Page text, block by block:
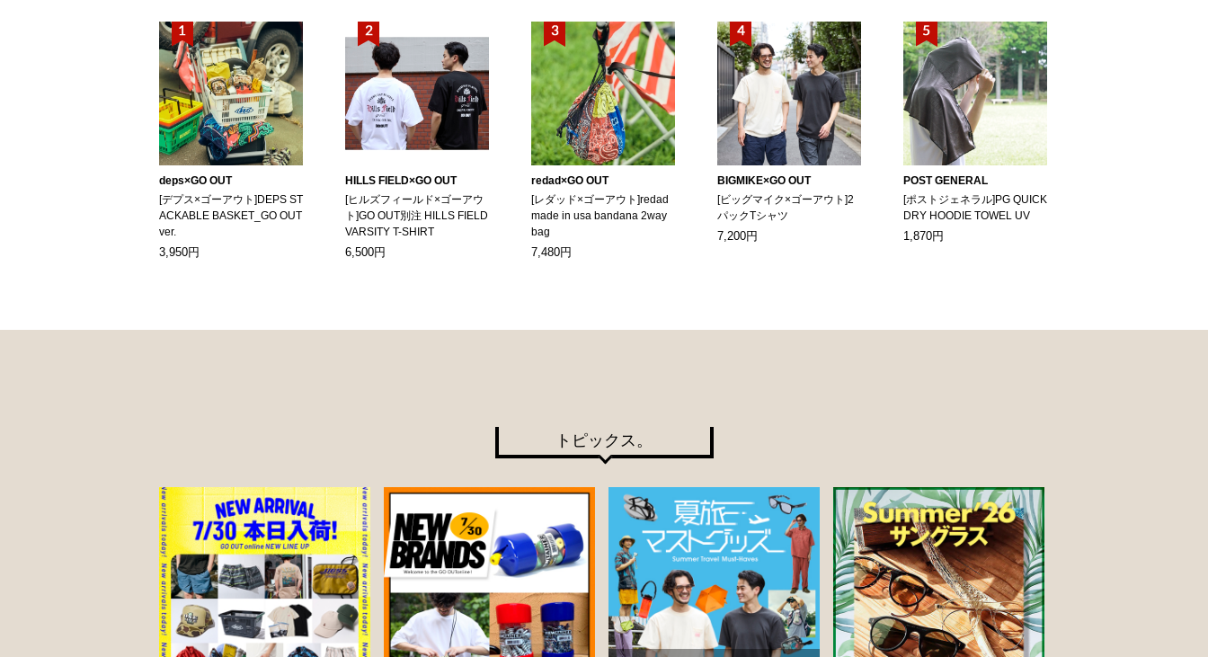
deps×GO OUT
[デプス×ゴーアウト]DEPS ST
ACKABLE BASKET_GO OUT
ver.
3,950円
HILLS FIELD×GO OUT
[ヒルズフィールド×ゴーアウ
ト]GO OUT別注 HILLS FIELD
VARSITY T-SHIRT
6,500円
redad×GO OUT
[レダッド×ゴーアウト]redad
made in usa bandana 2way
bag
7,480円
BIGMIKE×GO OUT
[ビッグマイク×ゴーアウト]2
パックTシャツ
7,200円
POST GENERAL
[ポストジェネラル]PG QUICK
DRY HOODIE TOWEL UV
1,870円
トピックス。